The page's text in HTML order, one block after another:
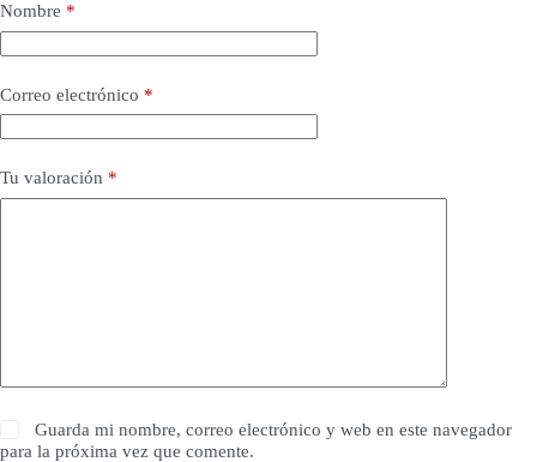
Nombre *
Correo electrónico *
Tu valoración *
Guarda mi nombre, correo electrónico y web en este navegador
para la próxima vez que comente.